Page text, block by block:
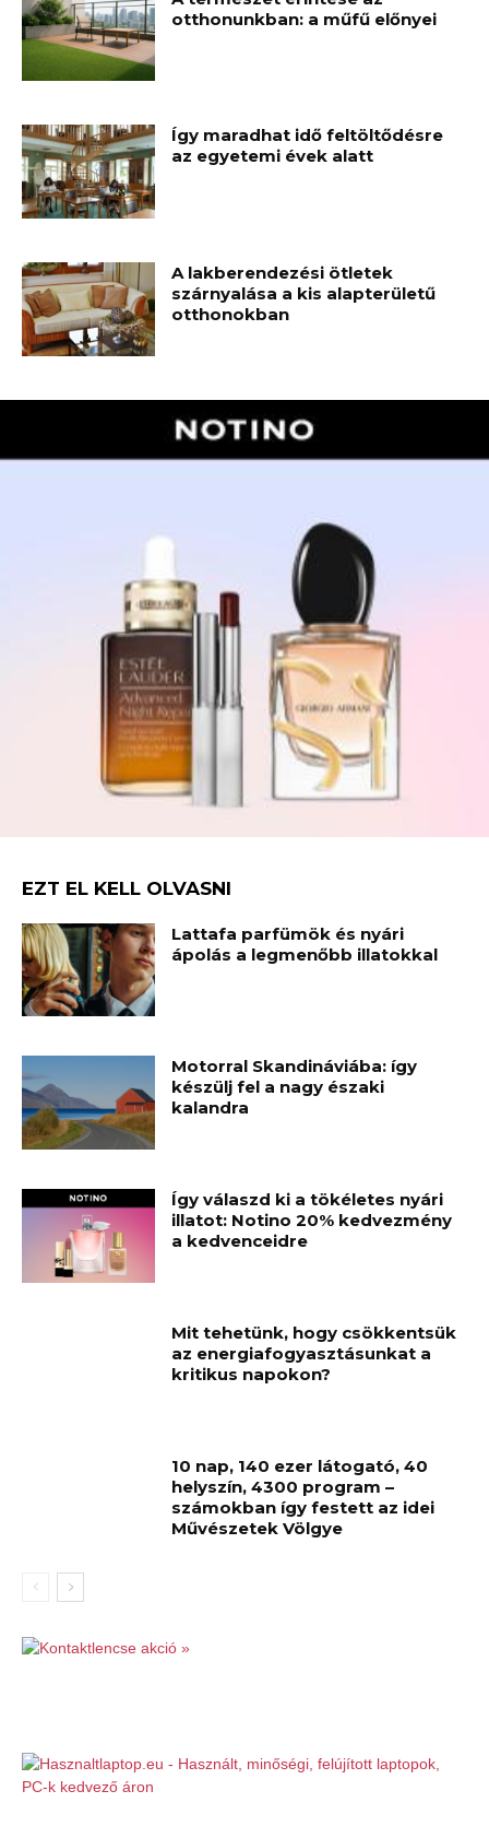
otthonunkban: a műfű előnyei
Így maradhat idő feltöltődésre
az egyetemi évek alatt
A lakberendezési ötletek
szárnyalása a kis alapterületű
otthonokban
EZT EL KELL OLVASNI
Lattafa parfümök és nyári
ápolás a legmenőbb illatokkal
Motorral Skandináviába: így
készülj fel a nagy északi
kalandra
Így válaszd ki a tökéletes nyári
illatot: Notino 20% kedvezmény
a kedvenceidre
Mit tehetünk, hogy csökkentsük
az energiafogyasztásunkat a
kritikus napokon?
10 nap, 140 ezer látogató, 40
helyszín, 4300 program –
számokban így festett az idei
Művészetek Völgye